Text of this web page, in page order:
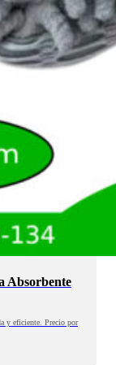
Absorbente
y eficiente. Precio por